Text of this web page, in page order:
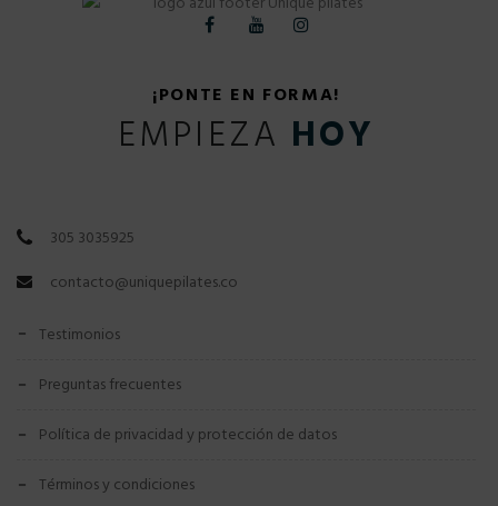
¡PONTE EN FORMA!
EMPIEZA HOY
305 3035925
contacto@uniquepilates.co
testimonios
preguntas frecuentes
política de privacidad y protección de datos
términos y condiciones